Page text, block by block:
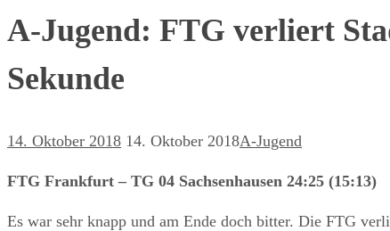
A-Jugend: FTG verliert
Sekunde
14. Oktober 2018 14. Oktober 2018A-Jugend
FTG Frankfurt – TG 04 Sachsenhausen 24:25 (15:13)
Es war sehr knapp und am Ende doch bitter. Die FTG